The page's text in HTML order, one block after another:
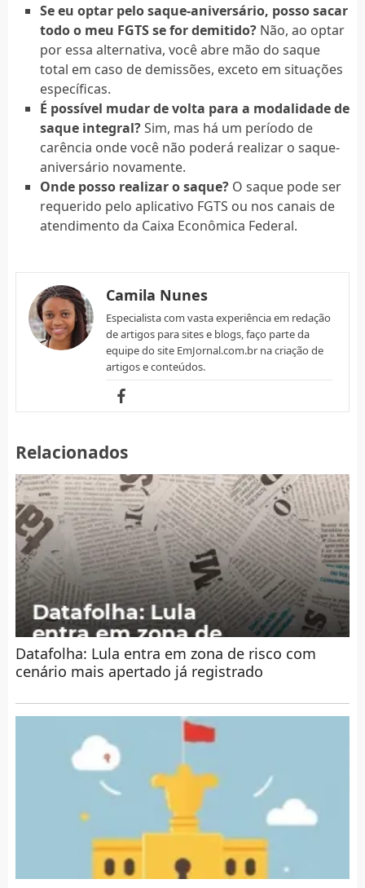
Se eu optar pelo saque-aniversário, posso sacar
todo o meu FGTS se for demitido?Não, ao optar
por essa alternativa, você abre mão do saque
total em caso de demissões, exceto em situações
específicas.
É possível mudar de volta para a modalidade de
saque integral?Sim, mas há um período de
carência onde você não poderá realizar o saque-
aniversário novamente.
Onde posso realizar o saque?O saque pode ser
requerido pelo aplicativo FGTS ou nos canais de
atendimento da Caixa Econômica Federal.
Camila Nunes
Especialista com vasta experiência em redação
de artigos para sites e blogs, faço parte da
equipe do site EmJornal.com.br na criação de
artigos e conteúdos.
Relacionados
Datafolha: Lula entra em zona de risco com
cenário mais apertado já registrado